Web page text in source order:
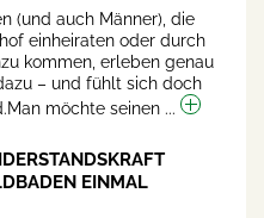
(und auch Männer), die
einheiraten oder durch
kommen, erleben genau
– und fühlt sich doch
möchte seinen ...
EINMAL